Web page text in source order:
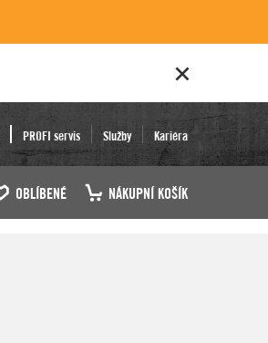
PROFI servis Služby Kariéra
OBLÍBENÉ NÁKUPNÍ KOŠÍK